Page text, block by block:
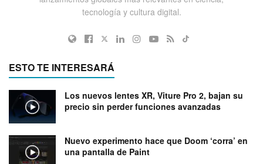
tecnología y cultura digital.
ESTO TE INTERESARÁ
Los nuevos lentes XR, Viture Pro 2, bajan su
precio sin perder funciones avanzadas
Nuevo experimento hace que Doom ‘corra’ en
una pantalla de Paint